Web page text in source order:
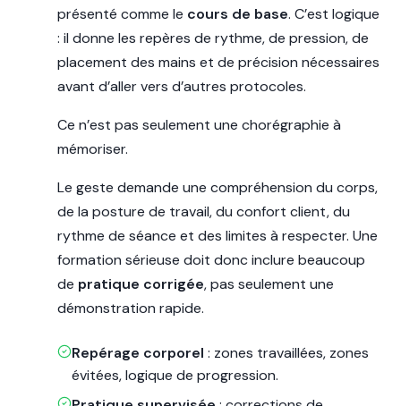
présenté comme le cours de base. C’est logique
: il donne les repères de rythme, de pression, de
placement des mains et de précision nécessaires
avant d’aller vers d’autres protocoles.
Ce n’est pas seulement une chorégraphie à
mémoriser.
Le geste demande une compréhension du corps,
de la posture de travail, du confort client, du
rythme de séance et des limites à respecter. Une
formation sérieuse doit donc inclure beaucoup
de pratique corrigée, pas seulement une
démonstration rapide.
Repérage corporel : zones travaillées, zones
évitées, logique de progression.